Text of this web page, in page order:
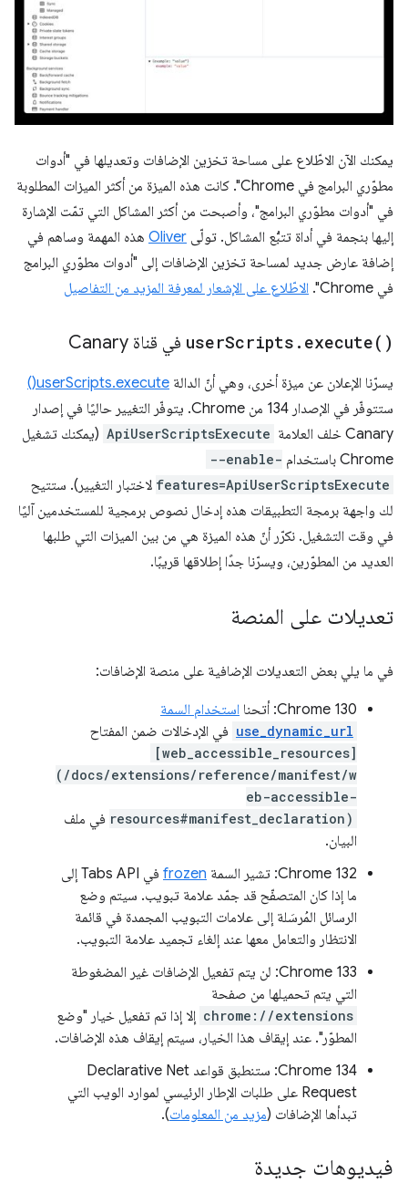
يمكنك الآن الاطّلاع على مساحة تخزين الإضافات وتعديلها في "أدوات
مطوّري البرامج في Chrome". كانت هذه الميزة من أكثر الميزات المطلوبة
في "أدوات مطوّري البرامج"، وأصبحت من أكثر المشاكل التي تمّت الإشارة
إليها بنجمة في أداة تتبُّع المشاكل. تولّى Oliver هذه المهمة وساهم في
إضافة عارض جديد لمساحة تخزين الإضافات إلى "أدوات مطوّري البرامج
في Chrome".
الاطّلاع على الإشعار لمعرفة المزيد من التفاصيل
userScripts . execute( ) في قناة Canary
يسرّنا الإعلان عن ميزة أخرى، وهي أنّ الدالة userScripts.execute()
ستتوفّر في الإصدار 134 من Chrome. يتوفّر التغيير حاليًا في إصدار
Canary خلف العلامة
ApiUserScriptsExecute (يمكنك تشغيل
Chrome باستخدام
--enable-
features=ApiUserScriptsExecute لاختبار التغيير). ستتيح
لك واجهة برمجة التطبيقات هذه إدخال نصوص برمجية للمستخدمين آليًا
في وقت التشغيل. نكرّر أنّ هذه الميزة هي من بين الميزات التي طلبها
العديد من المطوّرين، ويسرّنا جدًا إطلاقها قريبًا.
تعديلات على المنصة
في ما يلي بعض التعديلات الإضافية على منصة الإضافات:
‫Chrome 130: أتحنا استخدام السمة
use_dynamic_url في الإدخالات ضمن المفتاح
[web_accessible_resources]
(/docs/extensions/reference/manifest/w
eb-accessible-
resources#manifest_declaration) في ملف
البيان.
‫Chrome 132: تشير السمة
frozen
في Tabs API إلى
ما إذا كان المتصفّح قد جمّد علامة تبويب. سيتم وضع
الرسائل المُرسَلة إلى علامات التبويب المجمدة في قائمة
الانتظار والتعامل معها عند إلغاء تجميد علامة التبويب.
‫Chrome 133: لن يتم تفعيل الإضافات غير المضغوطة
التي يتم تحميلها من صفحة
chrome://extensions إلا إذا تم تفعيل خيار "وضع
المطوّر". عند إيقاف هذا الخيار، سيتم إيقاف هذه الإضافات.
‫Chrome 134: ستنطبق قواعد Declarative Net
Request على طلبات الإطار الرئيسي لموارد الويب التي
تبدأها الإضافات (مزيد من المعلومات).
فيديوهات جديدة